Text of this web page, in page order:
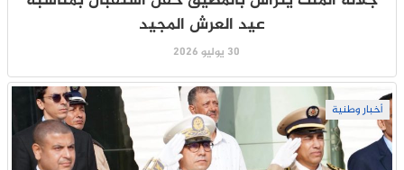
عيد العرش المجيد
30 يوليو 2026
أخبار وطنية